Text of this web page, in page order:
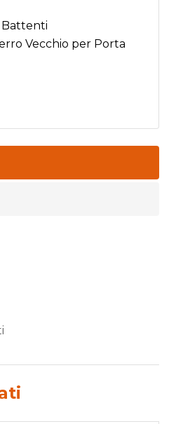
Battenti
Vecchio per Porta